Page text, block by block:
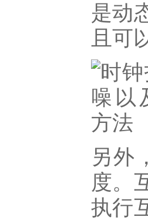
是动
且可
另外
度。
执行